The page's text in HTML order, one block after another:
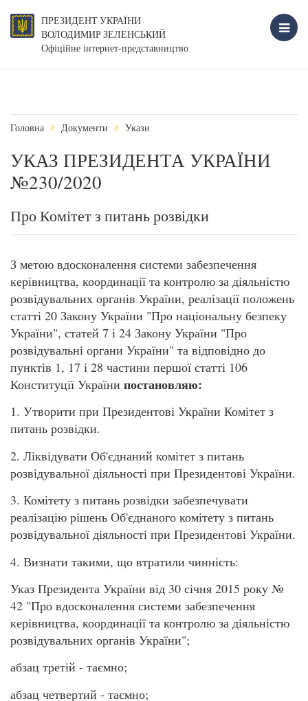
ПРЕЗИДЕНТ УКРАЇНИ
ВОЛОДИМИР ЗЕЛЕНСЬКИЙ
Офіційне інтернет-представництво
Головна Документи Укази
УКАЗ ПРЕЗИДЕНТА УКРАЇНИ
№230/2020
Про Комітет з питань розвідки
З метою вдосконалення системи забезпечення
керівництва, координації та контролю за діяльністю
розвідувальних органів України, реалізації положень
статті 20 Закону України "Про національну безпеку
України", статей 7 і 24 Закону України "Про
розвідувальні органи України" та відповідно до
пунктів 1, 17 і 28 частини першої статті 106
Конституції України постановляю:
1. Утворити при Президентові України Комітет з
питань розвідки.
2. Ліквідувати Об'єднаний комітет з питань
розвідувальної діяльності при Президентові України.
3. Комітету з питань розвідки забезпечувати
реалізацію рішень Об'єднаного комітету з питань
розвідувальної діяльності при Президентові України.
4. Визнати такими, що втратили чинність:
Указ Президента України від 30 січня 2015 року №
42 "Про вдосконалення системи забезпечення
керівництва, координації та контролю за діяльністю
розвідувальних органів України";
абзац третій - таємно;
абзац четвертий - таємно;